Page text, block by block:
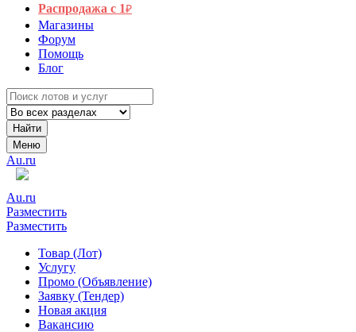
Распродажа с 1₽
Магазины
Форум
Помощь
Блог
Найти
Меню
Au.ru
Au.ru
Разместить
Разместить
Товар (Лот)
Услугу
Промо (Объявление)
Заявку (Тендер)
Новая акция
Вакансию